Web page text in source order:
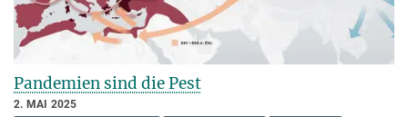
Pandemien sind die Pest
2. MAI 2025